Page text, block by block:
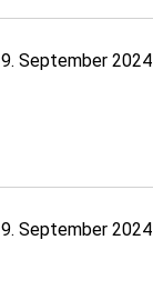
9. September 2024
9. September 2024